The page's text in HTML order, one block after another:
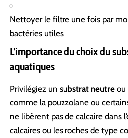
Nettoyer le filtre une fois par
bactéries utiles
L’importance du choix du
aquatiques
Privilégiez un substrat neutre ou
comme la pouzzolane ou
ne libèrent pas de calcaire dans
calcaires ou les roches de type